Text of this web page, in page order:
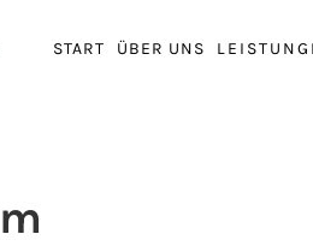
START ÜBER UNS